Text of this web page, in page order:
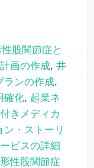
股関節症と
画の作成, 井
ランの作成,
確化, 起業ネ
きメディカ
ン・ストーリ
ビスの詳細
性股関節症